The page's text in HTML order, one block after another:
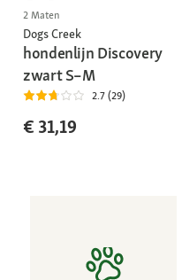
2 Maten
Dogs Creek
hondenlijn Discovery
zwart S–M
2.7 (29)
€ 31,19